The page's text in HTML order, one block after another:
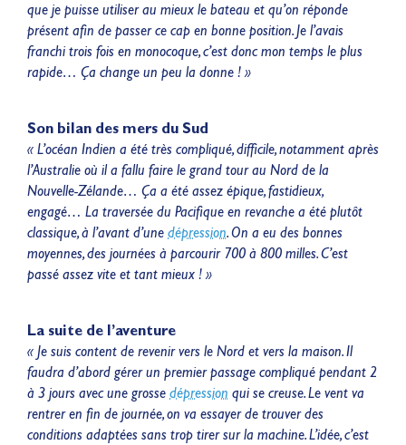
que je puisse utiliser au mieux le bateau et qu’on réponde
présent afin de passer ce cap en bonne position. Je l’avais
franchi trois fois en monocoque, c’est donc mon temps le plus
rapide… Ça change un peu la donne ! »
Son bilan des mers du Sud
« L’océan Indien a été très compliqué, difficile, notamment après
l’Australie où il a fallu faire le grand tour au Nord de la
Nouvelle-Zélande… Ça a été assez épique, fastidieux,
engagé… La traversée du Pacifique en revanche a été plutôt
classique, à l’avant d’une dépression. On a eu des bonnes
moyennes, des journées à parcourir 700 à 800 milles. C’est
passé assez vite et tant mieux ! »
La suite de l’aventure
« Je suis content de revenir vers le Nord et vers la maison. Il
faudra d’abord gérer un premier passage compliqué pendant 2
à 3 jours avec une grosse dépression qui se creuse. Le vent va
rentrer en fin de journée, on va essayer de trouver des
conditions adaptées sans trop tirer sur la machine. L’idée, c’est